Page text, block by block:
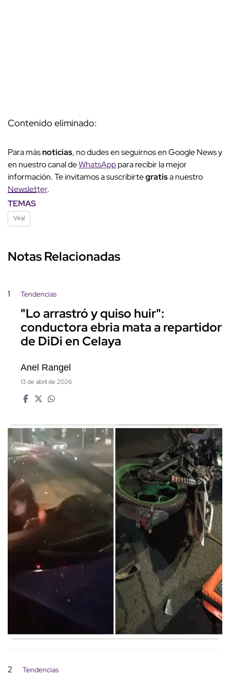
Contenido eliminado:
Para másnoticias, no dudes en seguirnos en Google News y
en nuestro canal deWhatsApppara recibir la mejor
información. Te invitamos a suscribirtegratisa nuestro
Newsletter.
TEMAS
Viral
Notas Relacionadas
1 Tendencias
"Lo arrastró y quiso huir":
conductora ebria mata a repartidor
de DiDi en Celaya
Anel Rangel
13 de abril de 2026
2 Tendencias